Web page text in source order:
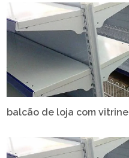
balcão de loja com vitrine